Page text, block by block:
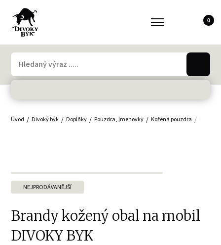
0
Úvod Divoký býk Doplňky Pouzdra, jmenovky Kožená pouzdra
NEJPRODÁVANĚJŠÍ
Brandy kožený obal na mobil
DIVOKY BYK